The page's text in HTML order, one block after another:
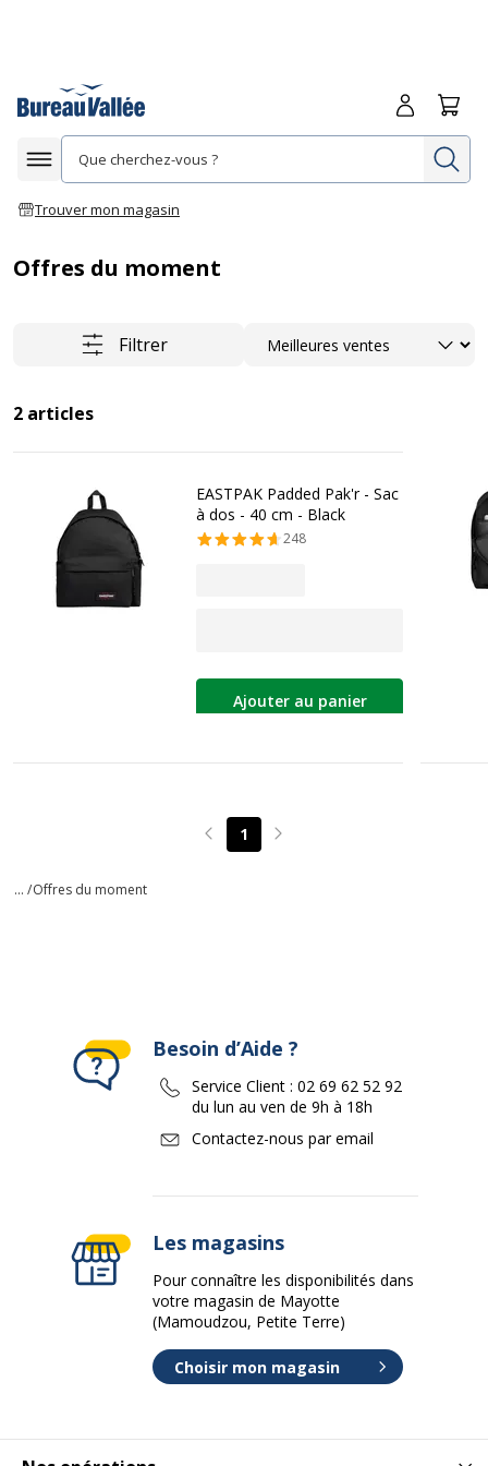
Afficher la navigation
Trouver mon magasin
Me
Offres du moment
Filtrer Trier
2 articles
EASTPAK Padded Pak'r - Sac
à dos - 40 cm - Black
248
Ajouter au panier
Page précédente
1 Page suivante
... /Offres du moment
Besoin d’Aide ?
Service Client : 02 69 62 52 92
du lun au ven de 9h à 18h
Contactez-nous par email
Les magasins
Pour connaître les disponibilités dans
votre magasin de Mayotte
(Mamoudzou, Petite Terre)
Choisir mon magasin